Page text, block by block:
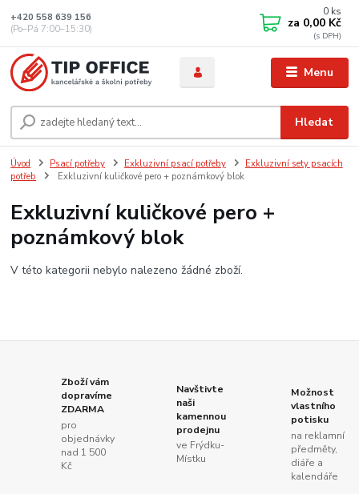
Menu
Hledat
+420 558 639 156
(Po–Pá 7:00–15:30)
0 ks
za 0,00 Kč
Úvod Psací potřeby Exkluzivní psací potřeby
Exkluzivní sety psacích
potřeb
Exkluzivní kuličkové pero + poznámkový blok
Exkluzivní kuličkové pero +
poznámkový blok
V této kategorii nebylo nalezeno žádné zboží.
Zboží vám
dopravíme
ZDARMA
pro
objednávky
nad 1 500
Kč
Navštivte
naši
kamennou
prodejnu
ve Frýdku-
Místku
Možnost
vlastního
potisku
na reklamní
předměty,
diáře a
kalendáře